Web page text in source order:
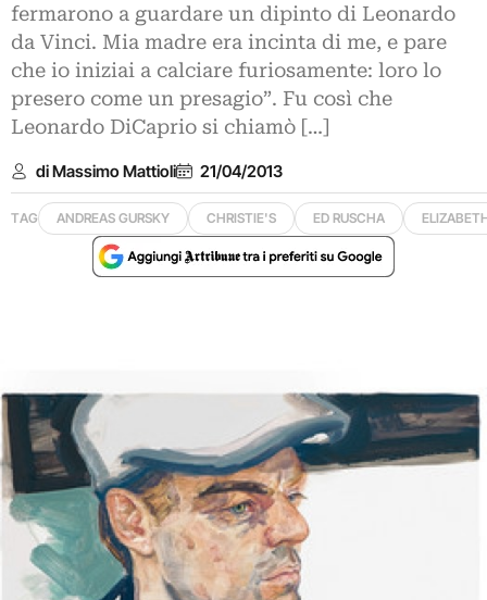
fermarono a guardare un dipinto di Leonardo
da Vinci. Mia madre era incinta di me, e pare
che io iniziai a calciare furiosamente: loro lo
presero come un presagio”. Fu così che
Leonardo DiCaprio si chiamò […]
di Massimo Mattioli 21/04/2013
TAG ANDREAS GURSKY CHRISTIE'S ED RUSCHA